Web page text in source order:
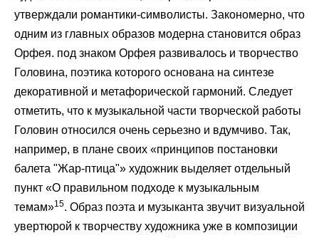
утверждали романтики-символисты. Закономерно, что
одним из главных образов модерна становится образ
Орфея. под знаком Орфея развивалось и творчество
Головина, поэтика которого основана на синтезе
декоративной и метафорической гармоний. Следует
отметить, что к музыкальной части творческой работы
Головин относился очень серьезно и вдумчиво. Так,
например, в плане своих «принципов постановки
балета "Жар-птица"» художник выделяет отдельный
пункт «О правильном подходе к музыкальным
темам»15. Образ поэта и музыканта звучит визуальной
увертюрой к творчеству художника уже в композиции